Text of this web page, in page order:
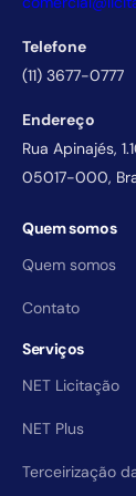
Telefone
(11) 3677-0777
Endereço
Rua Apinajés,
05017-000,
Quem somos
Quem somos
Contato
Serviços
NET Licitação
NET Plus
Terceirização